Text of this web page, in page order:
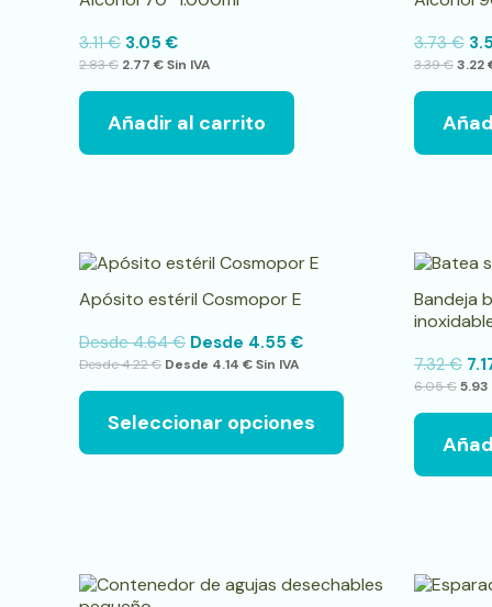
3.11€ 3.05€
2.83€ 2.77 €Sin IVA
Añadir al carrito
3.73€
3.39€3.22
Apósito estéril Cosmopor E
Desde4.64€ Desde 4.55€
Desde4.22€ Desde 4.14 €Sin IVA
Seleccionar opciones
opciones
producto
Bandeja
7.32€
6.05€5.93
Este